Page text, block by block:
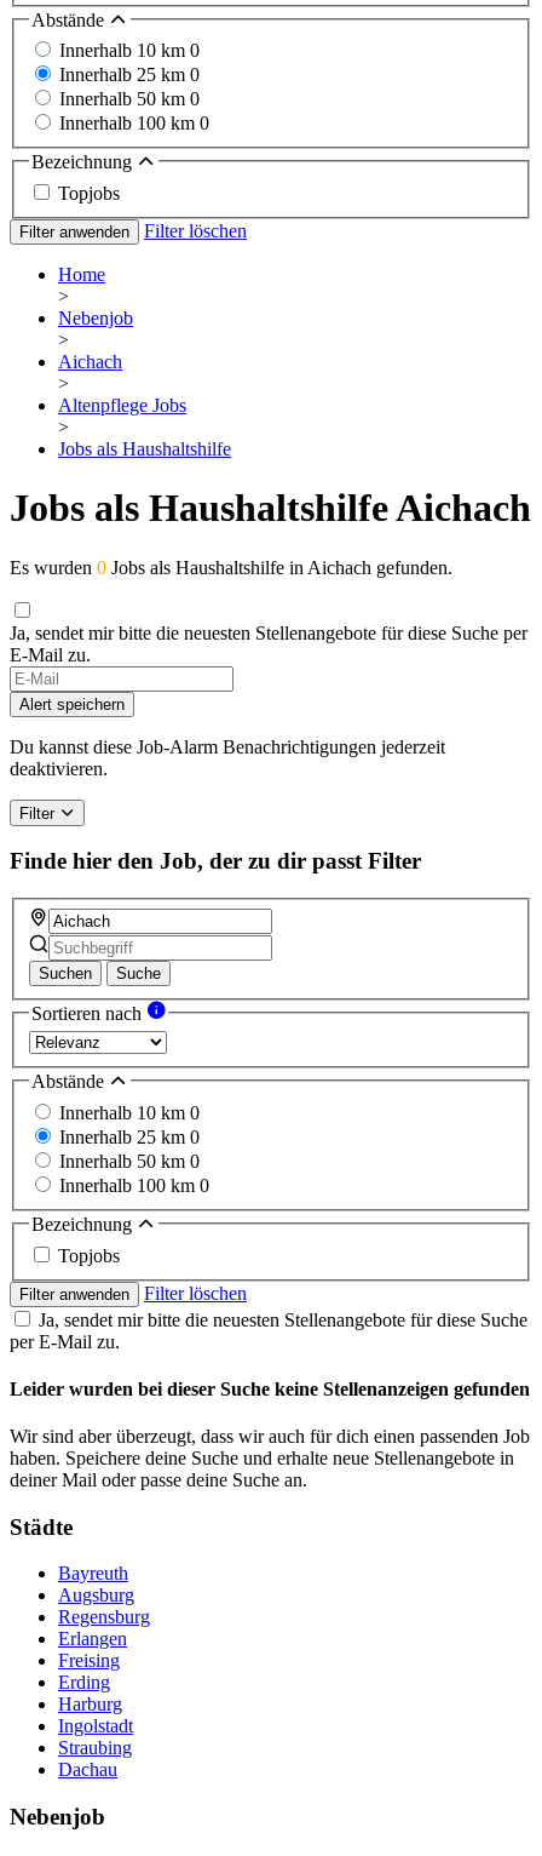
Abstände
Innerhalb 10 km 0
Innerhalb 25 km 0
Innerhalb 50 km 0
Innerhalb 100 km 0
Bezeichnung
Topjobs
Filter anwenden Filter löschen
Home
>
Nebenjob
>
Aichach
>
Altenpflege Jobs
>
Jobs als Haushaltshilfe
Jobs als Haushaltshilfe Aichach
Es wurden 0 Jobs als Haushaltshilfe in Aichach gefunden.
Ja, sendet mir bitte die neuesten Stellenangebote für diese Suche per
E-Mail zu.
Alert speichern
Du kannst diese Job-Alarm Benachrichtigungen jederzeit
deaktivieren.
Filter
Finde hier den Job, der zu dir passt Filter
Suchen Suche
Sortieren nach
Abstände
Innerhalb 10 km 0
Innerhalb 25 km 0
Innerhalb 50 km 0
Innerhalb 100 km 0
Bezeichnung
Topjobs
Filter anwenden
Filter löschen
Ja, sendet mir bitte die neuesten Stellenangebote für diese Suche
per E-Mail zu.
Leider wurden bei dieser Suche keine Stellenanzeigen gefunden
Wir sind aber überzeugt, dass wir auch für dich einen passenden Job
haben. Speichere deine Suche und erhalte neue Stellenangebote in
deiner Mail oder passe deine Suche an.
Städte
Bayreuth
Augsburg
Regensburg
Erlangen
Freising
Erding
Harburg
Ingolstadt
Straubing
Dachau
Nebenjob